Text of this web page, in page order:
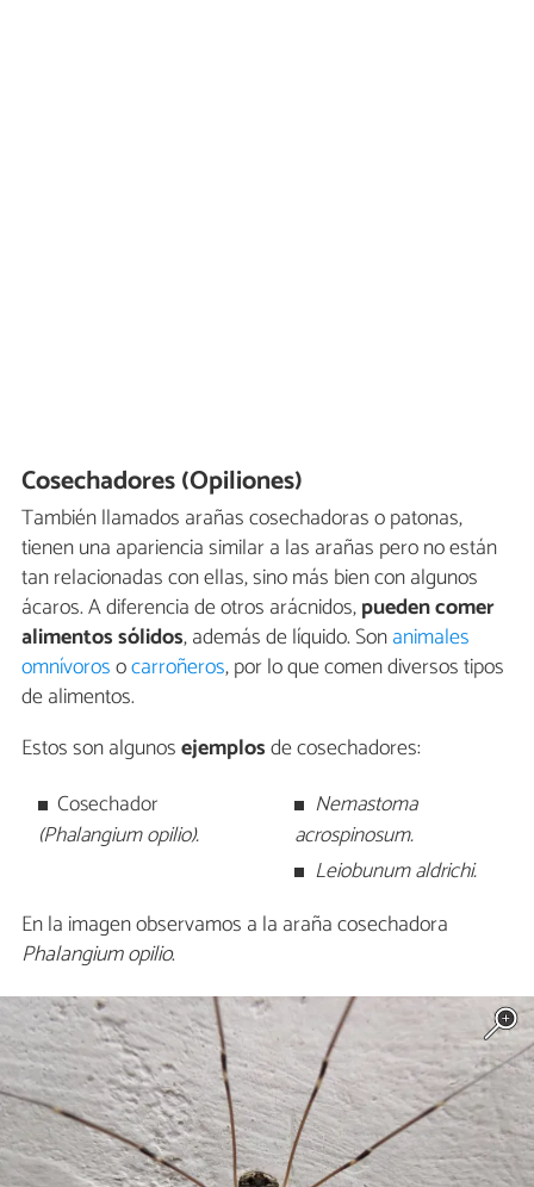
Cosechadores (Opiliones)
También llamados arañas cosechadoras o patonas,
tienen una apariencia similar a las arañas pero no están
tan relacionadas con ellas, sino más bien con algunos
ácaros. A diferencia de otros arácnidos,pueden comer
alimentos sólidos, además de líquido. Sonanimales
omnívorosocarroñeros, por lo que comen diversos tipos
de alimentos.
Estos son algunosejemplosde cosechadores:
Cosechador
(Phalangium opilio).
Nemastoma
acrospinosum.
Leiobunum aldrichi.
En la imagen observamos a la araña cosechadora
Phalangium opilio.